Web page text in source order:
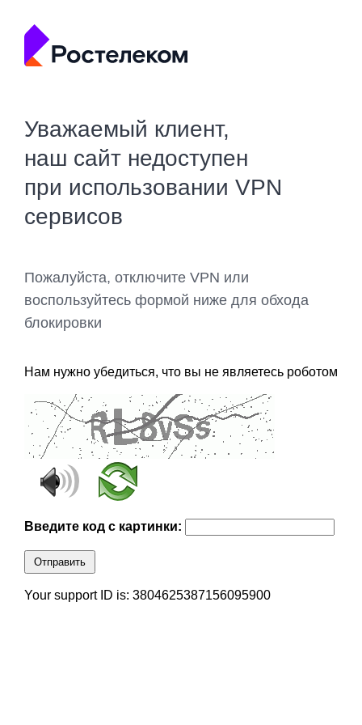
Уважаемый клиент,
наш сайт недоступен
при использовании VPN
сервисов
Пожалуйста, отключите VPN или
воспользуйтесь формой ниже для обхода
блокировки
Нам нужно убедиться, что вы не являетесь роботом
Введите код с картинки:
Отправить
Your support ID is: 3804625387156095900